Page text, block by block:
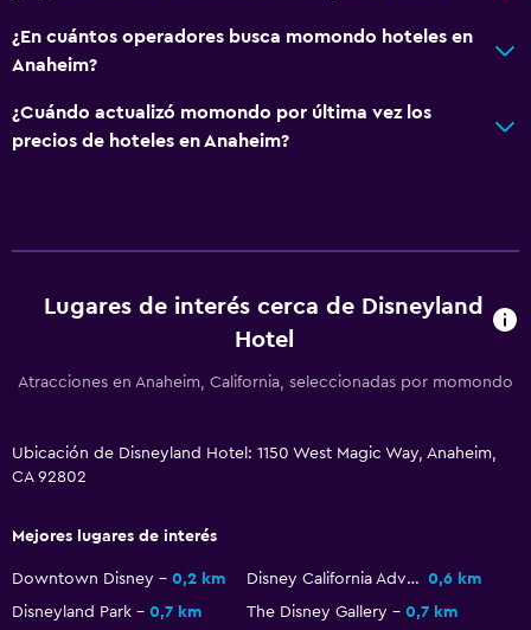
Lavandería
Lavandería
Servicios de lavandería/tintorería
Plancha y tabla de planchar
Cuidado de niños o guardería
Sistema de entretenimiento
TV por cable o vía satélite
Accesibilidad y adecuación
Habitaciones para no fumadores disponibles
Ascensor
¿En cuántos operadores busca momondo hoteles en
Anaheim?
¿Cuándo actualizó momondo por última vez los
precios de hoteles en Anaheim?
Lugares de interés cerca de Disneyland
Hotel
Atracciones en Anaheim, California, seleccionadas por momondo
Ubicación de Disneyland Hotel: 1150 West Magic Way, Anaheim,
CA 92802
Mejores lugares de interés
Downtown Disney 0,2 km Disney California Adventure Park 0,6 km
Disneyland Park
0,7 km The Disney Gallery
0,7 km